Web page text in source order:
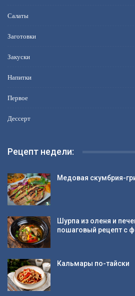
Салаты
Заготовки
Закуски
Напитки
Первое
Дессерт
Рецепт недели:
Медовая скумбрия-
Шурпа из оленя и
пошаговый рецепт с
Кальмары по-тайски